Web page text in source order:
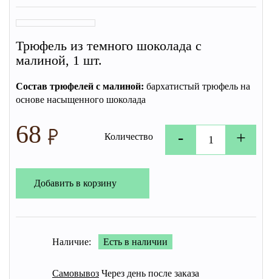
Трюфель из темного шоколада с
малиной, 1 шт.
Состав трюфелей с малиной: бархатистый трюфель на
основе насыщенного шоколада
68 Количество - +
Добавить в корзину
Наличие: Есть в наличии
Самовывоз Через день после заказа